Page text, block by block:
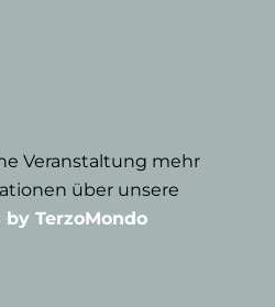
Veranstaltung mehr
über unsere
by TerzoMondo